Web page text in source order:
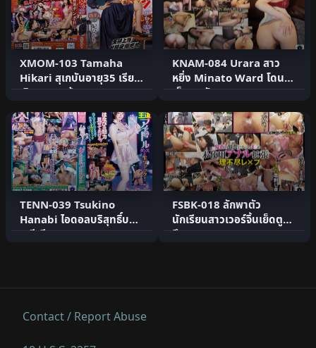
XMOM-103 Tamaha
Hikari สุเกบันอายุ35 เรียก
เงินจากลูกน้อง
KNAM-084 Urara สาว
หยิ่ง Minato Ward โดน
เย็ดตูดอับอาย
TENN-039 Tsukino
Hanabi ไอดอลบริสุทธิ์บน
เวทีเสียว
FSBK-018 ลักพาตัว
นักเรียนสาวเวอร์จิ้นเย็ดตูด
ลึก
Contact / Report Abuse